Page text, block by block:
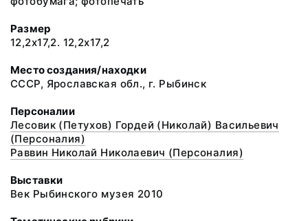
Размер
12,2х17,2. 12,2х17,2
Место создания/находки
СССР, Ярославская обл., г. Рыбинск
Персоналии
Лесовик (Петухов) Гордей (Николай) Васильевич
(Персоналия)
Раввин Николай Николаевич (Персоналия)
Выставки
Век Рыбинского музея 2010